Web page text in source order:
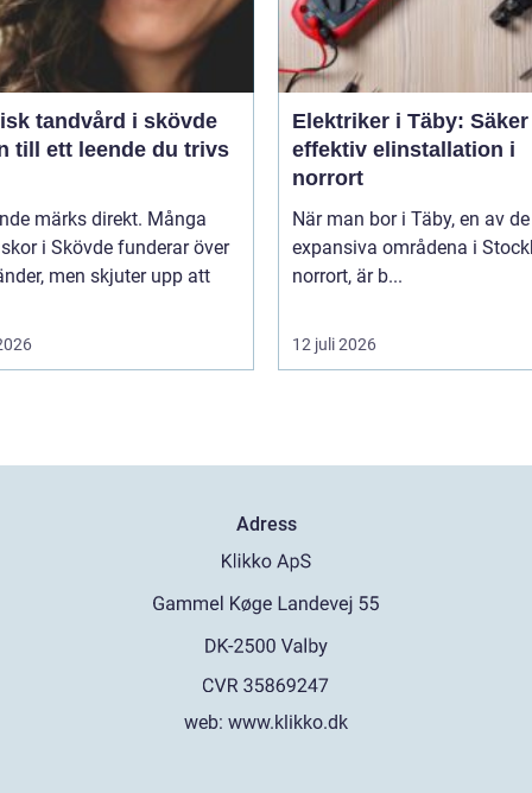
tandvård i skövde
till ett leende du trivs
märks direkt. Många
i Skövde funderar över
men skjuter upp att
Elektriker i Täby:
effektiv elinstallation i
norrort
När man bor i Täby, en av
expansiva områdena i
norrort, är b...
12 juli 2026
Adress
web: www.klikko.dk